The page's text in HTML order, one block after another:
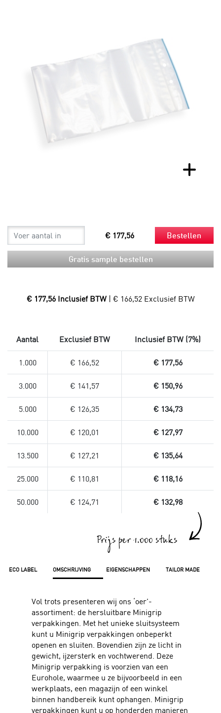
€ 177,56 Bestellen
Gratis sample bestellen
€ 177,56 Inclusief BTW | € 166,52 Exclusief BTW
ECO LABEL OMSCHRIJVING EIGENSCHAPPEN TAILOR MADE
Vol trots presenteren wij ons ‘oer’-
assortiment: de hersluitbare Minigrip
verpakkingen. Met het unieke sluitsysteem
kunt u Minigrip verpakkingen onbeperkt
openen en sluiten. Bovendien zijn ze licht in
gewicht, ijzersterk en vochtwerend. Deze
Minigrip verpakking is voorzien van een
Eurohole, waarmee u ze bijvoorbeeld in een
werkplaats, een magazijn of een winkel
binnen handbereik kunt ophangen. Minigrip
verpakkingen kunt u op honderden manieren
Aantal Exclusief BTW Inclusief BTW (7%)
1.000 € 166,52 € 177,56
3.000 € 141,57 € 150,96
5.000 € 126,35 € 134,73
10.000 € 120,01 € 127,97
13.500 € 127,21 € 135,64
25.000 € 110,81 € 118,16
50.000 € 124,71 € 132,98
Prijs per 1.000 stuks